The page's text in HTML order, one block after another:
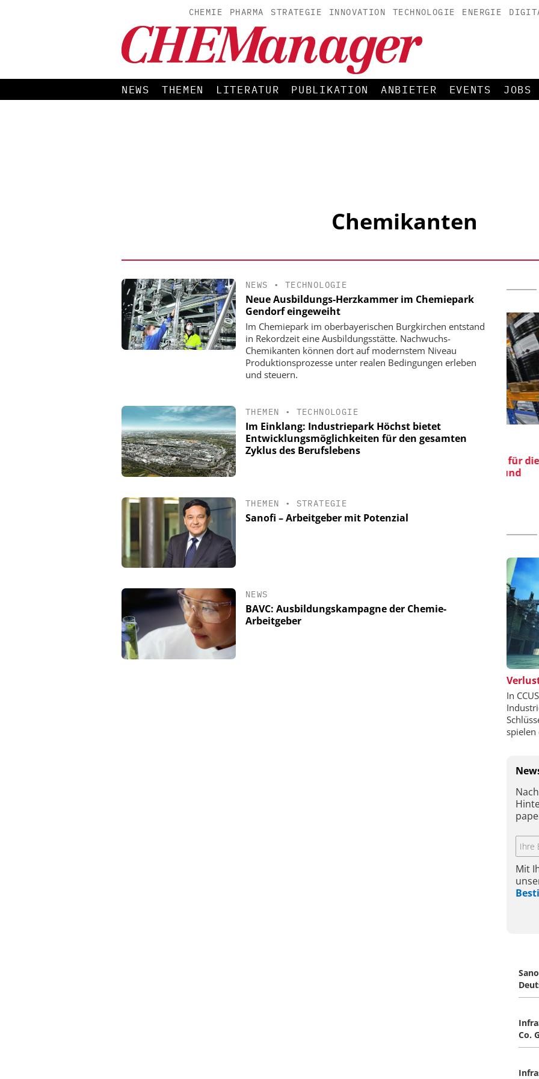
CHEMIE PHARMA STRATEGIE INNOVATION TECHNOLOGIE ENERGIE
NEWS THEMEN LITERATUR PUBLIKATION ANBIETER EVENTS JOBS
Chemikanten
NEWS • TECHNOLOGIE
Neue Ausbildungs-Herzkammer im Chemiepark
Gendorf eingeweiht
Im Chemiepark im oberbayerischen Burgkirchen entstand
in Rekordzeit eine Ausbildungsstätte. Nachwuchs-
Chemikanten können dort auf modernstem Niveau
Produktionsprozesse unter realen Bedingungen erleben
und steuern.
THEMEN • TECHNOLOGIE
Im Einklang: Industriepark Höchst bietet
Entwicklungsmöglichkeiten für den gesamten
Zyklus des Berufslebens
THEMEN • STRATEGIE
Sanofi – Arbeitgeber mit Potenzial
NEWS
BAVC: Ausbildungskampagne der Chemie-
Arbeitgeber
DIPL.-ING. WILHELM SCHMIDT GMBH
Skalierbar vom Labor bis zur
Produktion
EPAL DEUTSCHLAND E.V.
EPAL CP-Paletten:
Qualitätsgesicherter Standard für die
In
spielen
Mit
Co.